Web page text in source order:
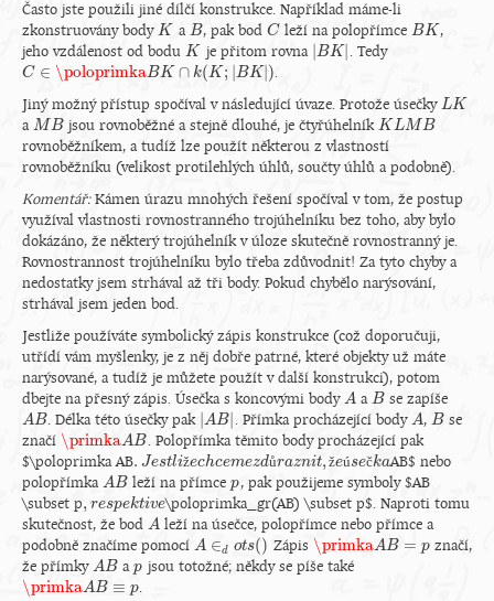
Často jste použili jiné dílčí konstrukce. Například máme-li
zkonstruovány body K
K a B
B , pak bod C
C leží na polopřímce BK
BK
,
jeho vzdálenost od bodu K
K je přitom rovna |BK|
BK| . Tedy
C ∈ \poloprimkaBK ∩ k(K ; |BK|)
C∈\poloprimkaBK∩k(K ;|BK|)
.
Jiný možný přístup spočíval v následující úvaze. Protože úsečky LK
LK
a MB
MB jsou rovnoběžné a stejně dlouhé, je čtyřúhelníkKLMB
KLMB
rovnoběžníkem, a tudíž lze použít některou z vlastností
rovnoběžníku (velikost protilehlých úhlů, součty úhlů a podobně).
Komentář:Kámen úrazu mnohých řešení spočíval v tom, že postup
využíval vlastnosti rovnostranného trojúhelníku bez toho, aby bylo
dokázáno, že některý trojúhelník v úloze skutečně rovnostranný je.
Rovnostrannost trojúhelníku bylo třeba zdůvodnit! Za tyto chyby a
nedostatky jsem strhával až tři body. Pokud chybělo narýsování,
strhával jsem jeden bod.
Jestliže používáte symbolický zápis konstrukce (což doporučuji,
utřídí vám myšlenky, je z něj dobře patrné, které objekty už máte
narýsované, a tudíž je můžete použít v další konstrukci), potom
dbejte na přesný zápis. Úsečka s koncovými body A
A aB
B se zapíše
AB
AB . Délka této úsečky pak |AB|
AB| . Přímka procházející body A
A, B
B se
značí \primkaAB
\primkaAB
. Polopřímka těmito body procházející pak
$\poloprimka AB. Jestližechcemezdůraznit, žeúsečka
. estližechcemezdůraznit,žeúsečka
AB$ nebo
polopřímka AB
AB leží na přímcep
p, pak použijeme symboly $AB
\subset p, respektive
,respektive
\poloprimka_gr(AB) \subset p$. Naproti tomu
skutečnost, že bod A
A leží na úsečce, polopřímce nebo přímce a
podobně značíme pomocí A ∈d ots()
A∈do ts() Zápis \primkaAB = p
\primkaAB=p
značí,
že přímky AB
AB ap
p jsou totožné; někdy se píše také
\primkaAB ≡ p
\primkaAB≡p .